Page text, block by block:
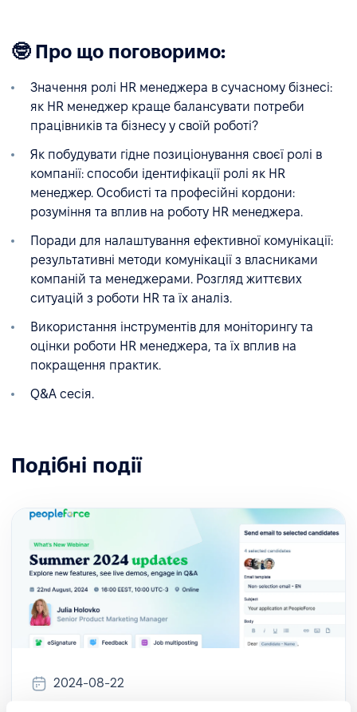
🤓 Про що поговоримо:
Значення ролі HR менеджера в сучасному бізнесі:
як HR менеджер краще балансувати потреби
працівників та бізнесу у своїй роботі?
Як побудувати гідне позиціонування своєї ролі в
компанії: способи ідентифікації ролі як HR
менеджер. Особисті та професійні кордони:
розуміння та вплив на роботу HR менеджера.
Поради для налаштування ефективної комунікації:
результативні методи комунікації з власниками
компаній та менеджерами. Розгляд життєвих
ситуацій з роботи HR та їх аналіз.
Використання інструментів для моніторингу та
оцінки роботи HR менеджера, та їх вплив на
покращення практик.
Q&A сесія.
Подібні події
2024-08-22